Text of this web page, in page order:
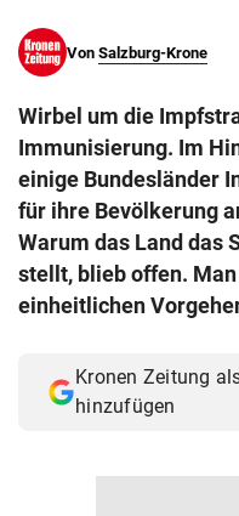
search
eingeben
© Krone Multimedia GmbH
Muthgasse 2, 1190 Wien
Von Salzburg-Krone
Wirbel um die
Immunisierung. Im
einige Bundesländer
für ihre Bevölkerung
Warum das Land das
stellt, blieb offen.
einheitlichen
Kronen Zeitung
hinzufügen